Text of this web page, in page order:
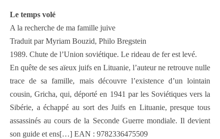
Le temps volé
A la recherche de ma famille juive
Traduit par Myriam Bouzid, Philo Bregstein
1989. Chute de l’Union soviétique. Le rideau de fer est levé.
En quête de ses aïeux juifs en Lituanie, l’auteur ne retrouve nulle
trace de sa famille, mais découvre l’existence d’un lointain
cousin, Gricha, qui, déporté en 1941 par les Soviétiques vers la
Sibérie, a échappé au sort des Juifs en Lituanie, presque tous
assassinés au cours de la Seconde Guerre mondiale. Il devient
son guide et ens[…] EAN : 9782336475509